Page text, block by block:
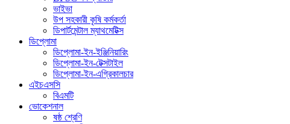
ভাইভা
উপ সহকারী কৃষি কর্মকর্তা
ডিপার্টমেন্টাল ম্যাথমেটিক্স
ডিপ্লোমা
ডিপ্লোমা-ইন-ইঞ্জিনিয়ারিং
ডিপ্লোমা-ইন-টেক্সটাইল
ডিপ্লোমা-ইন-এগ্রিকালচার
এইচএসসি
বিএমটি
ভোকেশনাল
ষষ্ঠ শ্রেণি